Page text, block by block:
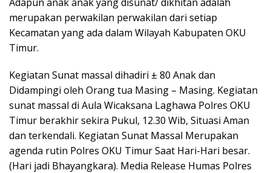
merupakan perwakilan perwakilan dari setiap
Kecamatan yang ada dalam Wilayah Kabupaten OKU
Timur.
Kegiatan Sunat massal dihadiri ± 80 Anak dan
Didampingi oleh Orang tua Masing – Masing. Kegiatan
sunat massal di Aula Wicaksana Laghawa Polres OKU
Timur berakhir sekira Pukul, 12.30 Wib, Situasi Aman
dan terkendali. Kegiatan Sunat Massal Merupakan
agenda rutin Polres OKU Timur Saat Hari-Hari besar.
(Hari jadi Bhayangkara). Media Release Humas Polres